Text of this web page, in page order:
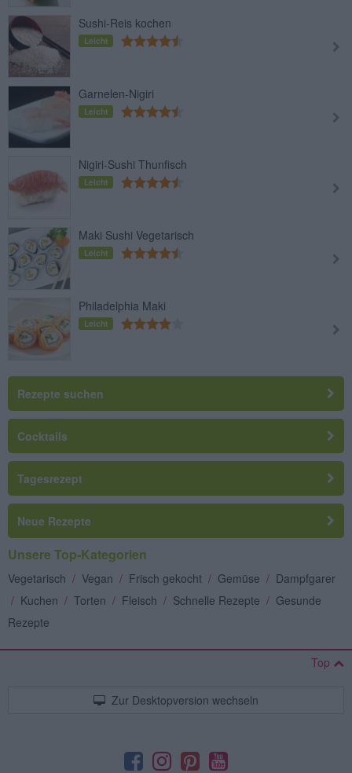
Sushi-Reis kochen
Leicht
Garnelen-Nigiri
Leicht
Nigiri-Sushi Thunfisch
Leicht
Maki Sushi Vegetarisch
Leicht
Philadelphia Maki
Leicht
Rezepte suchen
Cocktails
Tagesrezept
Neue Rezepte
Unsere Top-Kategorien
Vegetarisch / Vegan / Frisch gekocht / Gemüse / Dampfgarer
/ Kuchen / Torten / Fleisch / Schnelle Rezepte / Gesunde
Rezepte
Top
Zur Desktopversion wechseln